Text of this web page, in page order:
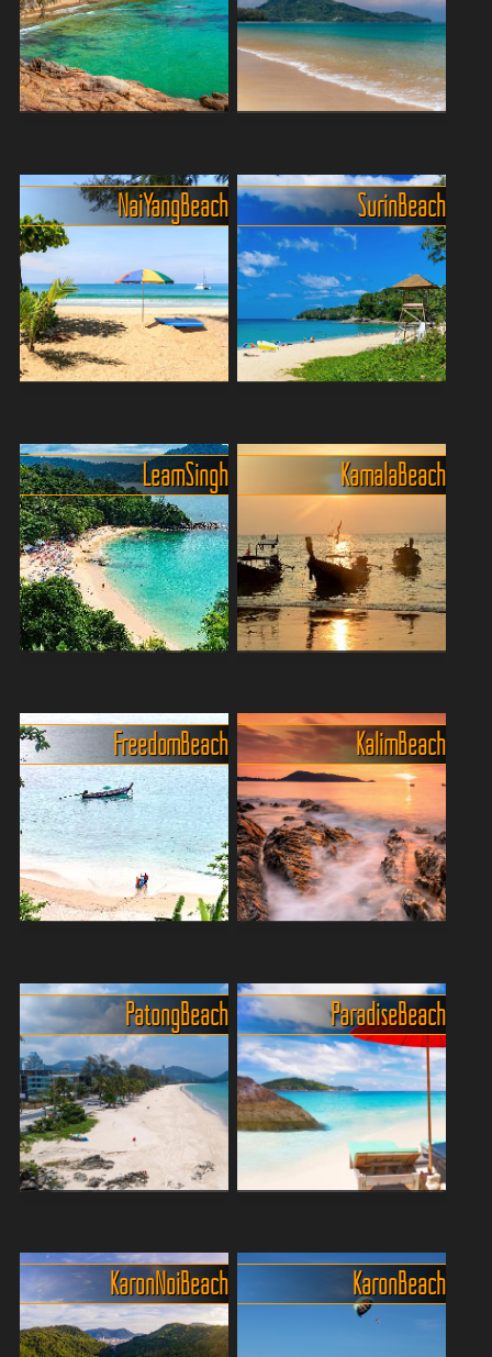
Länge von etwa sechs
Kilometern. Er ist einer der
längsten Strände der ...
feinem, goldenem Sand und
üppiger tropischer V...
Naithon Beach – einer von
Phukets stilleren Stars. Hier
gibt’s keine Partymeilen,
keine Jet-Ski-Kolonnen,
sondern viel Ruhe, weichen
Sand und türkisbl...
Mai Khao Beach, gelegen in
Phukets Nordwesten, ist ein
eher unberührtes und
bezauberndes Ziel für
Strandliebhaber. Entlang der
Nordwestküste der Insel...
Massentourismus
Traumstrand-Alarm auf
Phuket! Am Naiyang Beach
findest du genau das, was
du brauchst: feiner Sand,
chillige Strandbars, kaum
Trubel und das Meer direk...
Nai Yang Beach
Strandperle
Surin Beach ist einer dieser
Strände, an denen man
sofort versteht, warum
Phuket so beliebt ist: feiner
Sand, türkisfarbenes
Wasser und eine
entspannt...
Surin Beach
Laem Singh Beach, ein
verstecktes Juwel an der
Westküste von Phuket,
Thailand, ist bekannt für
seine atemberaubende
Schönheit und entspannte
Atmosphär...
Leam Singh
Kamala Beach – das Phuket
für alle, die mehr als nur
Sonne und Sand wollen. 🏖️
Tagsüber relaxen am Strand
oder im schicken
Beachclub, s...
Kamala Beach
Entdecke das Juwel
Phukets – Freedom Beach!
Einer der malerischsten
Strände der Insel, bekannt
für sein blendend weißes
Sandufer und kristallklares,
t...
Freedom Beach
mässiges Schwimmen
Der Kalim Beach ist ein
kleiner Strandabschnitt im
Norden des Hauptstrandes
Patong Beach auf der Insel
Phuket. Er liegt nur wenige
hundert Meter v...
Kalim Beach
Patong
Patong Beach der
bekannteste, beliebteste
und belebteste Strand in
Patong Beach
Paradise Beach, verborgen
im Schatten der üppigen
grünen Hügel von Phuket,
Paradise Beach
Karon Noi Beach Karon Beach